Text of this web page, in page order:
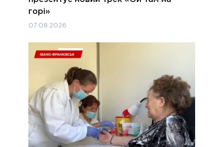
горі»
07.08.2026